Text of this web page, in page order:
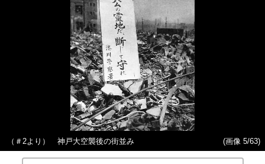
（＃2より） 神戸大空襲後の街並み (画像 5/63)